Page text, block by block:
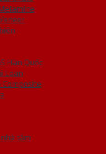
Hàn Quốc
Loan
tắm